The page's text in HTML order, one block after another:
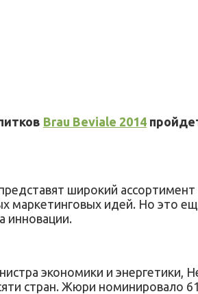
Brau Beviale 2014
широкий ассортимент
маркетинговых идей. Но это
инновации.
экономики и энергетики,
стран. Жюри номинировало